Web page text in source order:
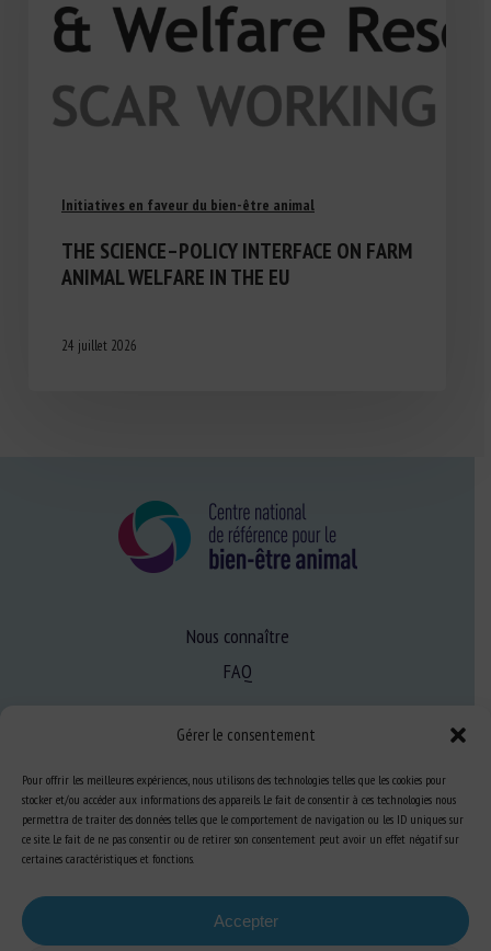
Gérer le consentement
Pour offrir les meilleures expériences, nous utilisons des technologies telles que les cookies pour
stocker et/ou accéder aux informations des appareils. Le fait de consentir à ces technologies nous
permettra de traiter des données telles que le comportement de navigation ou les ID uniques sur
ce site. Le fait de ne pas consentir ou de retirer son consentement peut avoir un effet négatif sur
certaines caractéristiques et fonctions.
Accepter
Initiatives en faveur du bien-être animal
THE SCIENCE–POLICY INTERFACE ON FARM
ANIMAL WELFARE IN THE EU
24 juillet 2026
Nous connaître
FAQ
Expertise
S’informer sur le BEA
Se former au BEA
Ressources